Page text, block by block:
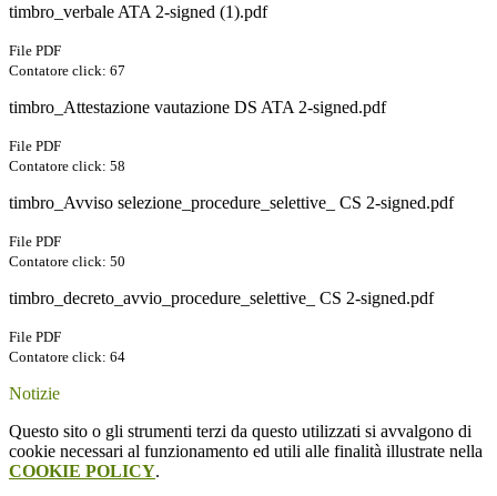
timbro_verbale ATA 2-signed (1).pdf
File PDF
Contatore click: 67
timbro_Attestazione vautazione DS ATA 2-signed.pdf
File PDF
Contatore click: 58
timbro_Avviso selezione_procedure_selettive_ CS 2-signed.pdf
File PDF
Contatore click: 50
timbro_decreto_avvio_procedure_selettive_ CS 2-signed.pdf
File PDF
Contatore click: 64
Notizie
Questo sito o gli strumenti terzi da questo utilizzati si avvalgono di
cookie necessari al funzionamento ed utili alle finalità illustrate nella
COOKIE POLICY.